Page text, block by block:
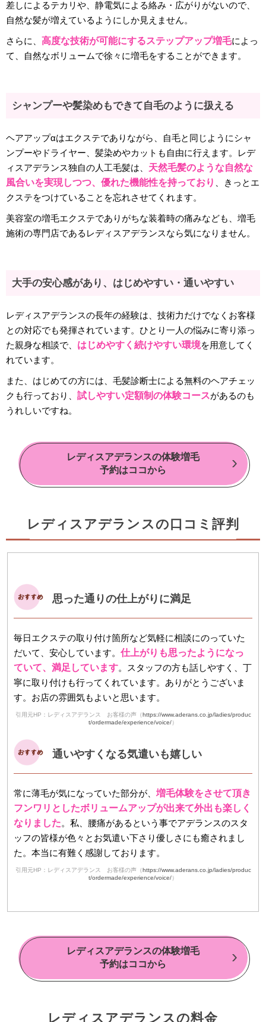
差しによるテカリや、静電気による絡み・広がりがないので、
自然な髪が増えているようにしか見えません。
さらに、 高度な技術が可能にするステップアップ増毛によっ
て、自然なボリュームで徐々に増毛をすることができます。
シャンプーや髪染めもできて自毛のように扱える
ヘアアップαはエクステでありながら、自毛と同じようにシャ
ンプーやドライヤー、髪染めやカットも自由に行えます。レデ
ィスアデランス独自の人工毛髪は、 天然毛髪のような自然な
風合いを実現しつつ、優れた機能性を持っており
、きっとエ
クステをつけていることを忘れさせてくれます。
美容室の増毛エクステでありがちな装着時の痛みなども、増毛
施術の専門店であるレディスアデランスなら気になりません。
大手の安心感があり、はじめやすい・通いやすい
レディスアデランスの長年の経験は、技術力だけでなくお客様
との対応でも発揮されています。ひとり一人の悩みに寄り添っ
た親身な相談で、 はじめやすく続けやすい環境を用意してく
れています。
また、はじめての方には、毛髪診断士による無料のヘアチェッ
クも行っており、 試しやすい定額制の体験コースがあるのも
うれしいですね。
レディスアデランスの体験増毛
予約はココから
レディスアデランスの口コミ評判
思った通りの仕上がりに満足
毎日エクステの取り付け箇所など気軽に相談にのっていた
だいて、安心しています。 仕上がりも思ったようになっ
ていて、満足しています。スタッフの方も話しやすく、丁
寧に取り付けも行ってくれています。ありがとうございま
す。お店の雰囲気もよいと思います。
引用元HP：レディスアデランス お客様の声（https://www.aderans.co.jp/ladies/produc
t/ordermade/experience/voice/）
通いやすくなる気遣いも嬉しい
常に薄毛が気になっていた部分が、 増毛体験をさせて頂き
フンワリとしたボリュームアップが出来て外出も楽しく
なりました。私、腰痛があるという事でアデランスのスタ
ッフの皆様が色々とお気遣い下さり優しさにも癒されまし
た。本当に有難く感謝しております。
引用元HP：レディスアデランス お客様の声（https://www.aderans.co.jp/ladies/produc
t/ordermade/experience/voice/）
レディスアデランスの体験増毛
予約はココから
レディスアデランスの料金